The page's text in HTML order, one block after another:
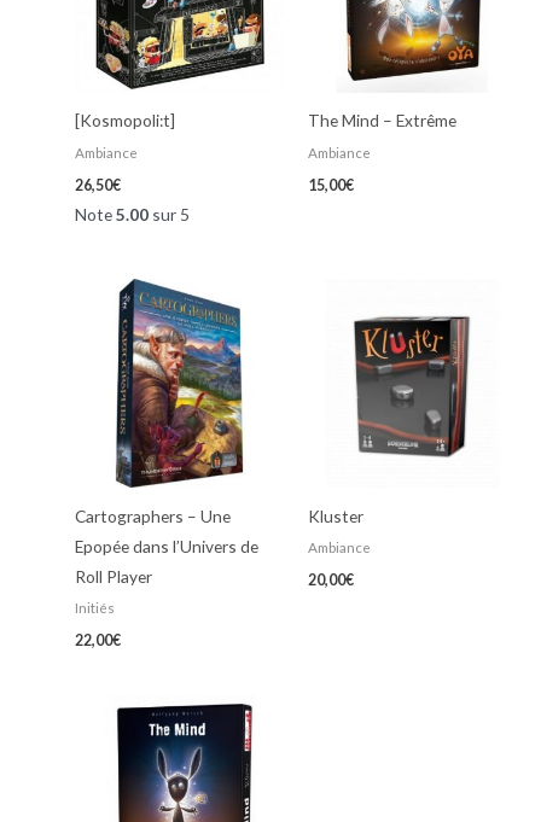
[Kosmopoli:t]
Ambiance
26,50€
Note5.00 sur 5
The Mind – Extrême
Ambiance
15,00€
Cartographers – Une
Epopée dans l’Univers de
Roll Player
Initiés
22,00€
Kluster
Ambiance
20,00€